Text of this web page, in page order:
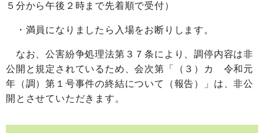
５分から午後２時まで先着順で受付）
・満員になりましたら入場をお断りします。
なお、公害紛争処理法第３７条により、調停内容は非
公開と規定されているため、会次第「（３）カ 令和元
年（調）第１号事件の終結について（報告）」は、非公
開とさせていただきます。